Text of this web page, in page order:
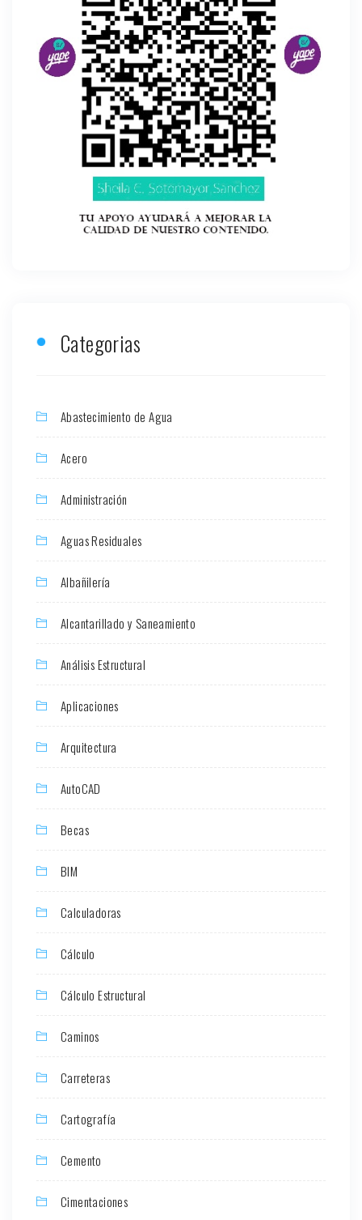
Categorias
Abastecimiento de Agua
Acero
Administración
Aguas Residuales
Albañilería
Alcantarillado y Saneamiento
Análisis Estructural
Aplicaciones
Arquitectura
AutoCAD
Becas
BIM
Calculadoras
Cálculo
Cálculo Estructural
Caminos
Carreteras
Cartografía
Cemento
Cimentaciones